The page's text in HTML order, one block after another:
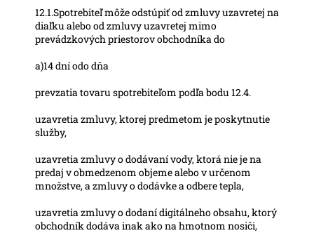
12.1.Spotrebiteľ môže odstúpiť od zmluvy uzavretej na
diaľku alebo od zmluvy uzavretej mimo
prevádzkových priestorov obchodníka do
a)14 dní odo dňa
prevzatia tovaru spotrebiteľom podľa bodu 12.4.
uzavretia zmluvy, ktorej predmetom je poskytnutie
služby,
uzavretia zmluvy o dodávaní vody, ktorá nie je na
predaj v obmedzenom objeme alebo v určenom
množstve, a zmluvy o dodávke a odbere tepla,
uzavretia zmluvy o dodaní digitálneho obsahu, ktorý
obchodník dodáva inak ako na hmotnom nosiči,